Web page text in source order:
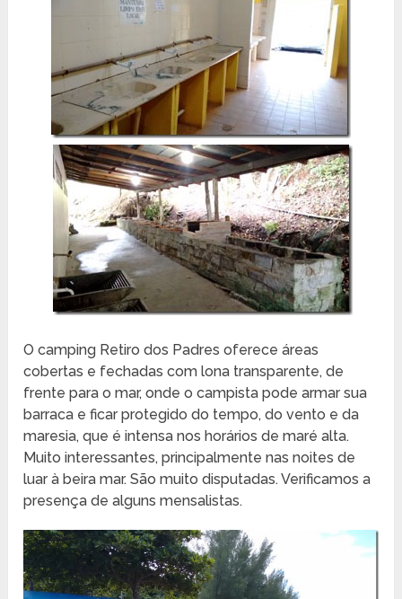
O camping Retiro dos Padres oferece áreas
cobertas e fechadas com lona transparente, de
frente para o mar, onde o campista pode armar sua
barraca e ficar protegido do tempo, do vento e da
maresia, que é intensa nos horários de maré alta.
Muito interessantes, principalmente nas noites de
luar à beira mar. São muito disputadas. Verificamos a
presença de alguns mensalistas.